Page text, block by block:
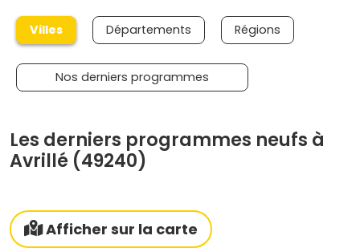
Villes Départements Régions
Nos derniers programmes
Les derniers programmes neufs à
Avrillé (49240)
Afficher sur la carte